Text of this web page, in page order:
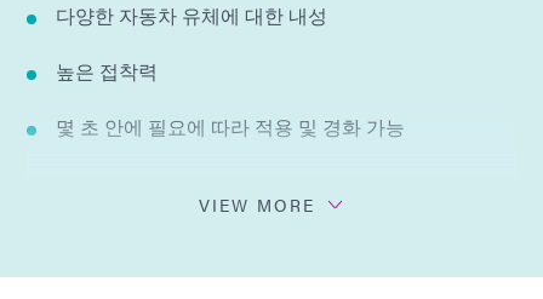
다양한 자동차 유체에 대한 내성
높은 접착력
몇 초 안에 필요에 따라 적용 및 경화 가능
VIEW MORE